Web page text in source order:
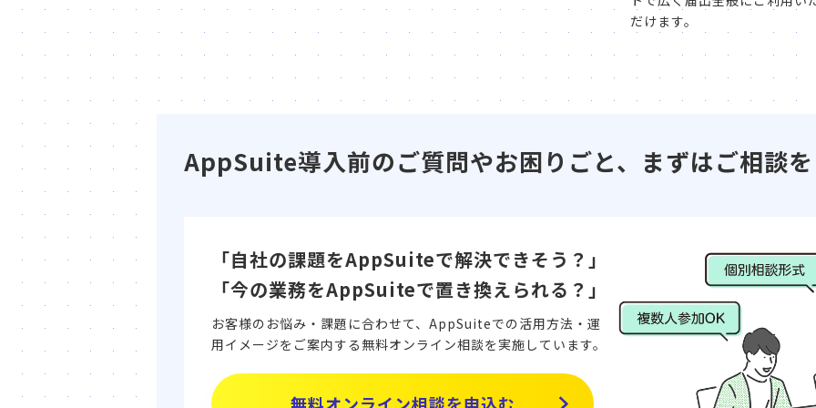
だけます。
AppSuite導入前のご質問やお困りごと、まずはご相談を
「自社の課題をAppSuiteで解決できそう？」
「今の業務をAppSuiteで置き換えられる？」
お客様のお悩み・課題に合わせて、AppSuiteでの活用方法・運
用イメージをご案内する無料オンライン相談を実施しています。
無料オンライン相談を申込む